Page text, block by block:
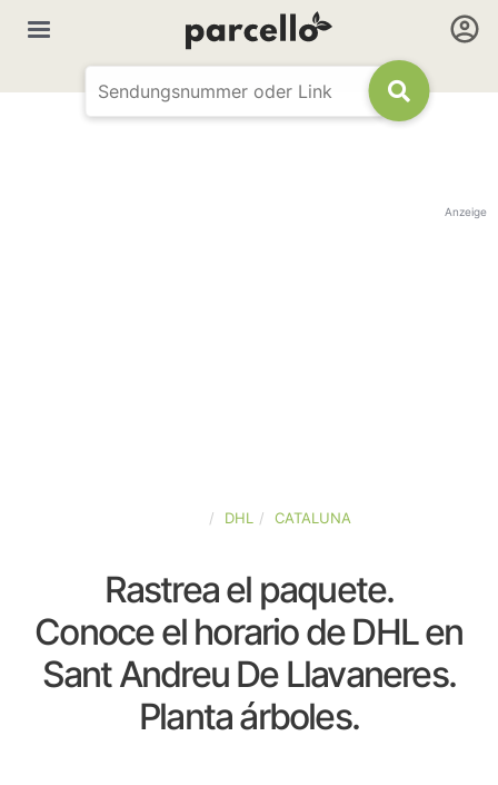
Anzeige
DHL CATALUNA
Rastrea el paquete.
Conoce el horario de DHL en
Sant Andreu De Llavaneres.
Planta árboles.